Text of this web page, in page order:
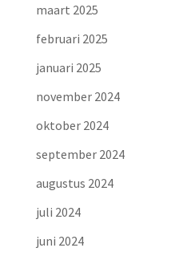
maart 2025
februari 2025
januari 2025
november 2024
oktober 2024
september 2024
augustus 2024
juli 2024
juni 2024